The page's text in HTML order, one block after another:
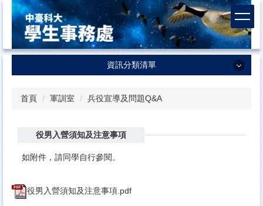
到
主
要
內
資訊分類清單
課外活動及服務學習中心
生活輔導組
諮商輔導中心
首頁 軍訓室 兵役宣導及問題Q&A
役男入營須知及注意事項
如附件，請同學自行參閱。
役男入營須知及注意事項.pdf